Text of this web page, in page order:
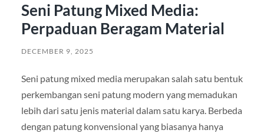
Seni Patung Mixed Media:
Perpaduan Beragam Material
DECEMBER 9, 2025
Seni patung mixed media merupakan salah satu bentuk
perkembangan seni patung modern yang memadukan
lebih dari satu jenis material dalam satu karya. Berbeda
dengan patung konvensional yang biasanya hanya